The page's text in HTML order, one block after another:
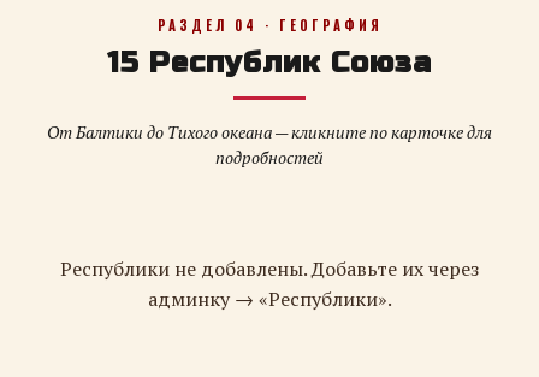
РАЗДЕЛ 04 · ГЕОГРАФИЯ
15 Республик Союза
От Балтики до Тихого океана — кликните по карточке для
подробностей
Республики не добавлены. Добавьте их через
админку → «Республики».